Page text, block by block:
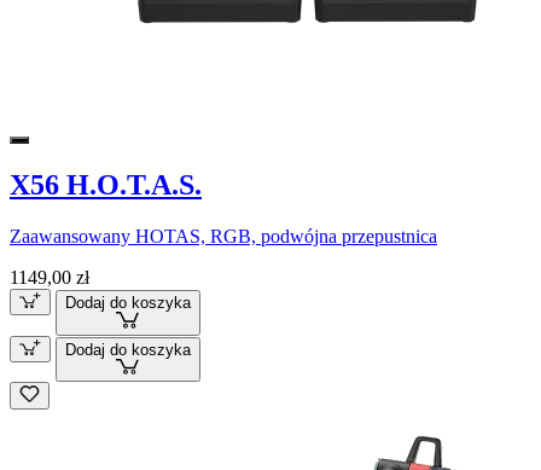
X56 H.O.T.A.S.
Zaawansowany HOTAS, RGB, podwójna przepustnica
1149,00 zł
Dodaj do koszyka
Dodaj do koszyka